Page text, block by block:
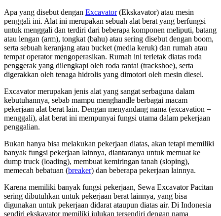
Apa yang disebut dengan Excavator(Ekskavator) atau mesin
penggali ini. Alat ini merupakan sebuah alat berat yang berfungsi
untuk menggali dan terdiri dari beberapa komponen meliputi, batang
atau lengan (arm), tongkat (bahu) atau sering disebut dengan boom,
serta sebuah keranjang atau bucket (media keruk) dan rumah atau
tempat operator mengoperasikan. Rumah ini terletak diatas roda
penggerak yang dilengkapi oleh roda rantai (trackshoe), serta
digerakkan oleh tenaga hidrolis yang dimotori oleh mesin diesel.
Excavator merupakan jenis alat yang sangat serbaguna dalam
kebutuhannya, sebab mampu menghandle berbagai macam
pekerjaan alat berat lain. Dengan menyandang nama (excavation =
menggali), alat berat ini mempunyai fungsi utama dalam pekerjaan
penggalian.
Bukan hanya bisa melakukan pekerjaan diatas, akan tetapi memiliki
banyak fungsi pekerjaan lainnya, diantaranya untuk memuat ke
dump truck (loading), membuat kemiringan tanah (sloping),
memecah bebatuan (breaker) dan beberapa pekerjaan lainnya.
Karena memiliki banyak fungsi pekerjaan, Sewa Excavator Pacitan
sering dibutuhkan untuk pekerjaan berat lainnya, yang bisa
digunakan untuk pekerjaan didarat ataupun diatas air. Di Indonesia
sendiri ekskavator memiliki julukan tersendiri dengan nama